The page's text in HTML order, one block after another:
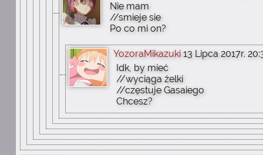
Nie mam
//smieje sie
Po co mi on?
YozoraMikazuki 13 Lipca 2017r.
Idk, by mieć
//wyciąga żelki
//częstuje Gasaiego
Chcesz?